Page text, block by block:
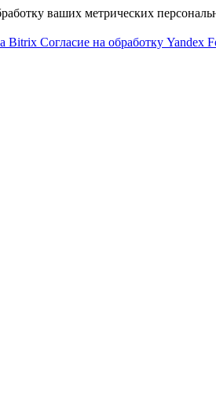
ваших метрических
Bitrix Согласие на обработку Yandex